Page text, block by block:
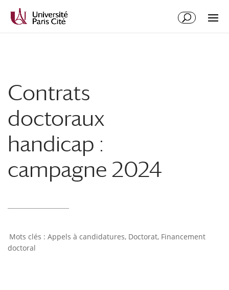
Contrats
doctoraux
handicap :
campagne 2024
Appels à candidatures, Doctorat, Financement
doctoral